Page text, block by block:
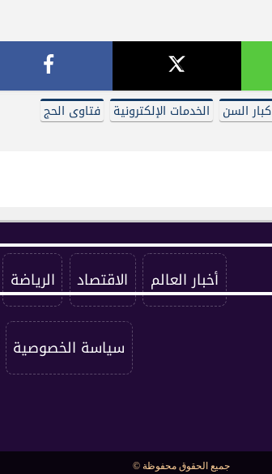
كبار السن الخدمات الإلكترونية
فتاوى الحج
أخبار العالم الاقتصاد الرياضة
سياسة الخصوصية
جميع الحقوق محفوظة ©